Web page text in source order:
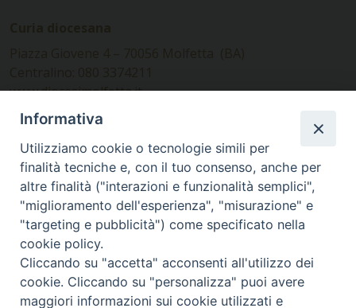
www.diocesimolfetta.it –
diocesimolfetta@pec.chiesacattolica.it
Ufficio Comunicazioni sociali
Piazza Giovene 4 – 70056 Molfetta (BA)
comunicazionisociali@diocesimolfetta.it
SEGUICI SU
Facebook
Instagram
X YouTube
Feed
Informativa
Utilizziamo cookie o tecnologie simili per
finalità tecniche e, con il tuo consenso, anche per
altre finalità ("interazioni e funzionalità semplici",
"miglioramento dell'esperienza", "misurazione" e
"targeting e pubblicità") come specificato nella
cookie policy.
Cliccando su "accetta" acconsenti all'utilizzo dei
cookie. Cliccando su "personalizza" puoi avere
maggiori informazioni sui cookie utilizzati e